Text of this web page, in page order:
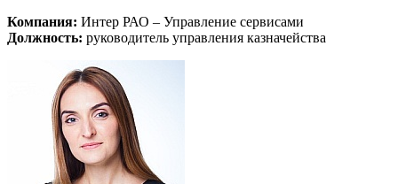
Компания: Интер РАО – Управление сервисами
Должность: руководитель управления казначейства